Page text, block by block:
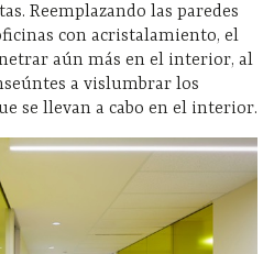
Reemplazando las paredes
con acristalamiento, el
aún más en el interior, al
a vislumbrar los
se llevan a cabo en el interior.